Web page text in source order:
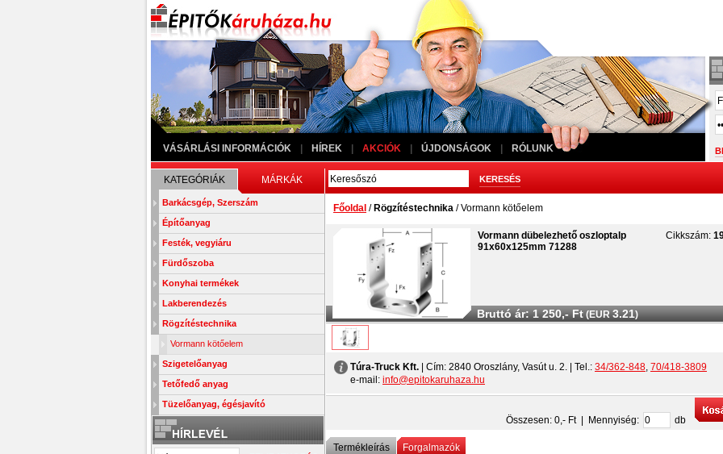
VÁSÁRLÁSI INFORMÁCIÓK HÍREK AKCIÓK ÚJDONSÁGOK RÓLUNK
KATEGÓRIÁK MÁRKÁK
Barkácsgép, Szerszám
Építőanyag
Festék, vegyiáru
Fürdőszoba
Konyhai termékek
Lakberendezés
Rögzítéstechnika
Vormann kötőelem
Szigetelőanyag
Tetőfedő anyag
Tüzelőanyag, égésjavító
Főoldal / Rögzítéstechnika / Vormann kötőelem
Cikkszám:
Vormann dübelezhető oszloptalp
91x60x125mm 71288
Bruttó ár: 1 250,- Ft(EUR3.21)
Túra-Truck Kft. | Cím: 2840 Oroszlány, Vasút u. 2. | Tel.: 34/362-848, 70/418-3809
e-mail: info@epitokaruhaza.hu
Összesen: 0,- Ft | Mennyiség: db
Termékleírás Forgalmazók